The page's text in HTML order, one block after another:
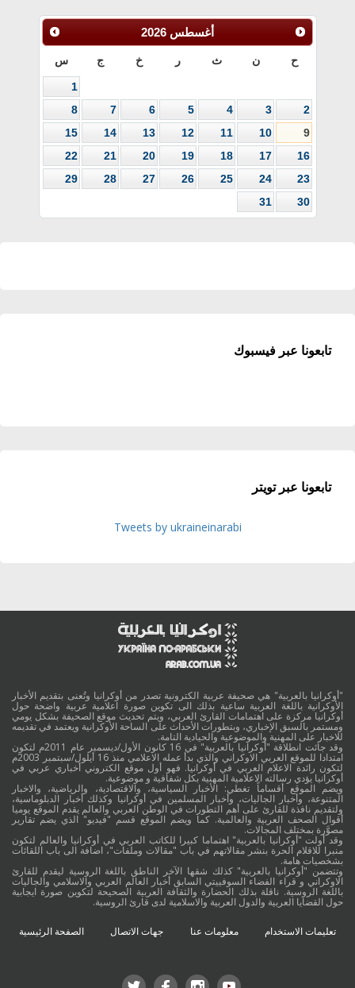
أغسطس 2026
ح ن ث ر خ ج س
1
2
3
4
5
6
7
8
9
10
11
12
13
14
15
16
17
18
19
20
21
22
23
24
25
26
27
28
29
30
31
تابعونا عبر فيسبوك
تابعونا عبر تويتر
Tweets by ukraineinarabi
"أوكرانيا بالعربية" هي صحيفة عربية الكترونية تصدر من أوكرانيا وتُعنى بتقديم الأخبار
الأوكرانية باللغة العربية ساعية بذلك الى تكوين صورة اعلامية عربية واضحة حول
أوكرانيا مركزة على اهتمامات القارئ العربي، ويتم تحديث موقع الصحيفة بشكل يومي
ومستمر بالسبق الإخباري، وبتطورات الأحداث على الساحة الأوكرانية ويعتمد في تقديمه
للاخبار على المهنية والموضوعية والحيادية التامة.
وقد جائت انطلاقة "أوكرانيا بالعربية" في 16 كانون الأول/ديسمبر عام 2011م لتكون
امتدادا للموقع العربي الاوكراني والذي بدأ عمله الاعلامي منذ 16 أيلول/سبتمبر 2003م
لتكون رائدة الاعلام العربي في أوكرانيا. فهو أول موقع الكتروني أخباري عربي في
أوكرانيا يؤدي رسالته الاعلامية المهنية بكل شفافية و موضوعية.
ويضم الموقع أقساماً تغطي: الأخبار السياسية، والاقتصادية، والرياضية، والاخبار
المتنوعة، وأخبار الجاليات، وأخبار المسلمين في أوكرانيا وكذلك أخبار الدبلوماسية،
ولتقديم نافذة للقارئ على أهم التطورات في الوطن العربي والعالم يقدم الموقع يوميا
أقوال الصحف العربية والعالمية. كما ويضم الموقع قسم "فيديو" الذي يضم تقارير
مصوَّرة بمختلف المجالات.
وقد أولت "أوكرانيا بالعربية" اهتماما كبيرا للكاتب العربي في أوكرانيا والعالم لتكون
منبرا للاقلام الحرة بنشر مقالاتهم في باب "مقالات وملفات"، اضافة الى باب اللقائات
بشخصيات هامة.
وتتضمن "أوكرانيا بالعربية" كذلك شقها الآخر الناطق باللغة الروسية ليقدم للقارئ
الاوكراني و قراء الفضاء السوفييتي السابق أخبار العالم العربي والاسلامي والجاليات
باللغة الروسية. ناقلة بذلك الحضارة والثقافة العربية الصحيحة لتكوين صورة ايجابية
حول القضايا العربية والدول العربية والاسلامية لدى قارئ الروسية.
تعليمات الاستخدام معلومات عنا جهات الاتصال الصفحة الرئيسية